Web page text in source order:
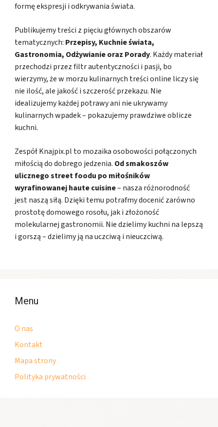
formę ekspresji i odkrywania świata.
Publikujemy treści z pięciu głównych obszarów
tematycznych: Przepisy, Kuchnie świata,
Gastronomia, Odżywianie oraz Porady. Każdy materiał
przechodzi przez filtr autentyczności i pasji, bo
wierzymy, że w morzu kulinarnych treści online liczy się
nie ilość, ale jakość i szczerość przekazu. Nie
idealizujemy każdej potrawy ani nie ukrywamy
kulinarnych wpadek – pokazujemy prawdziwe oblicze
kuchni.
Zespół Knajpix.pl to mozaika osobowości połączonych
miłością do dobrego jedzenia. Od smakoszów
ulicznego street foodu po miłośników
wyrafinowanej haute cuisine– nasza różnorodność
jest naszą siłą. Dzięki temu potrafmy docenić zarówno
prostotę domowego rosołu, jak i złożoność
molekularnej gastronomii. Nie dzielimy kuchni na lepszą
i gorszą – dzielimy ją na uczciwą i nieuczciwą.
Menu
O nas
Kontakt
Mapa strony
Polityka prywatności